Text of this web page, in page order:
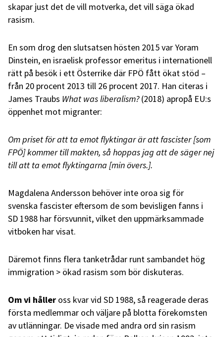
skapar just det de vill motverka, det vill säga ökad
rasism.
En som drog den slutsatsen hösten 2015 var Yoram
Dinstein, en israelisk professor emeritus i internationell
rätt på besök i ett Österrike där FPÖ fått ökat stöd –
från 20 procent 2013 till 26 procent 2017. Han citeras i
James Traubs What was liberalism?(2018) apropå EU:s
öppenhet mot migranter:
Om priset för att ta emot flyktingar är att fascister[som
FPÖ] kommer till makten, så hoppas jag att de säger nej
till att ta emot flyktingarna [min övers.].
Magdalena Andersson behöver inte oroa sig för
svenska fascister eftersom de som bevisligen fanns i
SD 1988 har försvunnit, vilket den uppmärksammade
vitboken har visat.
Däremot finns flera tanketrådar runt sambandet hög
immigration > ökad rasism som bör diskuteras.
Om vi håller oss kvar vid SD 1988, så reagerade deras
första medlemmar och väljare på blotta förekomsten
av utlänningar. De visade med andra ord sin rasism